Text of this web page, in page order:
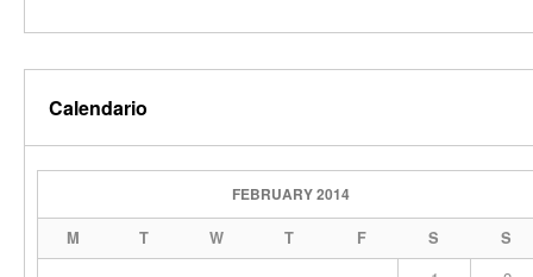
Calendario
FEBRUARY 2014
M T W T F S S